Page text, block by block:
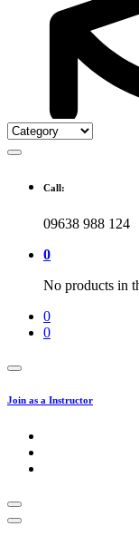
Call:
09638 988 124
0
No products in
0
0
Join as a Instructor